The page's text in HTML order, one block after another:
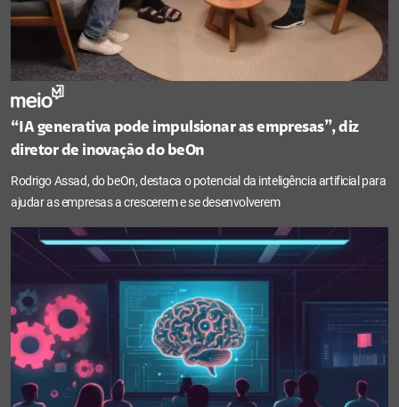
“IA generativa pode impulsionar as empresas”, diz
diretor de inovação do beOn
Rodrigo Assad, do beOn, destaca o potencial da inteligência artificial para
ajudar as empresas a crescerem e se desenvolverem